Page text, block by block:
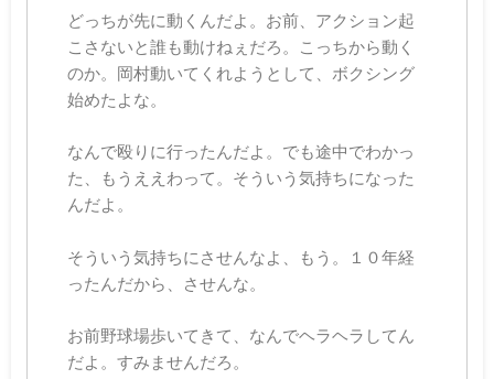
どっちが先に動くんだよ。お前、アクション起
こさないと誰も動けねぇだろ。こっちから動く
のか。岡村動いてくれようとして、ボクシング
始めたよな。
なんで殴りに行ったんだよ。でも途中でわかっ
た、もうええわって。そういう気持ちになった
んだよ。
そういう気持ちにさせんなよ、もう。１０年経
ったんだから、させんな。
お前野球場歩いてきて、なんでヘラヘラしてん
だよ。すみませんだろ。